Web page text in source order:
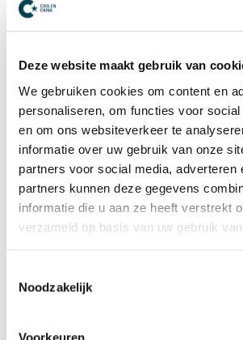
Deze website maakt gebruik van
We gebruiken cookies om content en
personaliseren, om functies voor
en om ons websiteverkeer te
informatie over uw gebruik van onze
partners voor social media, adverteren
partners kunnen deze gegevens
informatie die u aan ze heeft verstrekt
verzameld op basis van uw gebruik
Noodzakelijk
Meer weten?
Nieuwjaar 2025 vereist een
duidelijke communicatie en een
Wil je meer weten of heb je
je logistieke planning? Neem
ons op voor verdere informatie en
Lees ook eens